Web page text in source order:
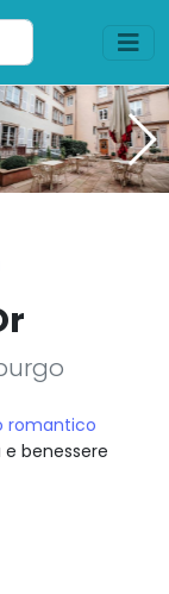
romantico
e benessere